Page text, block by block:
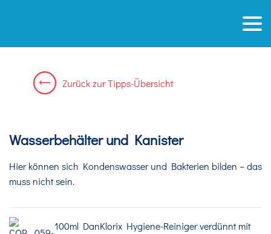
ZurückzurTipps-Übersicht
Wasserbehälter und Kanister
Hier können sich Kondenswasser und Bakterien bilden – das
muss nicht sein.
100ml DanKlorix Hygiene-Reiniger verdünnt mit